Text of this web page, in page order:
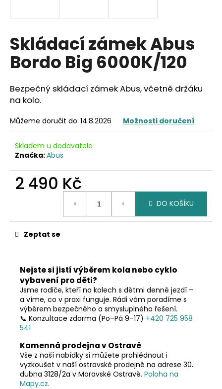
Skládací zámek Abus
Bordo Big 6000K/120
Bezpečný skládací zámek Abus, včetně držáku
na kolo.
Můžeme doručit do: 14.8.2026 Možnosti doručení
Skladem u dodavatele
Značka:Abus
2 490 Kč
DO KOŠÍKU
Zeptat se
Nejste si jistí výběrem kola nebo cyklo
vybavení pro děti?
Jsme rodiče, kteří na kolech s dětmi denně jezdí –
a víme, co v praxi funguje. Rádi vám poradíme s
výběrem bezpečného a smysluplného řešení.
📞 Konzultace zdarma (Po–Pá 9–17) +420 725 958
541
Kamenná prodejna v Ostravě
Vše z naší nabídky si můžete prohlédnout i
vyzkoušet v naší ostravské prodejně na adrese 30.
dubna 3128/2a v Moravské Ostravě. Poloha na
Mapy.cz.
í
t
?
D
o
p
o
č
u